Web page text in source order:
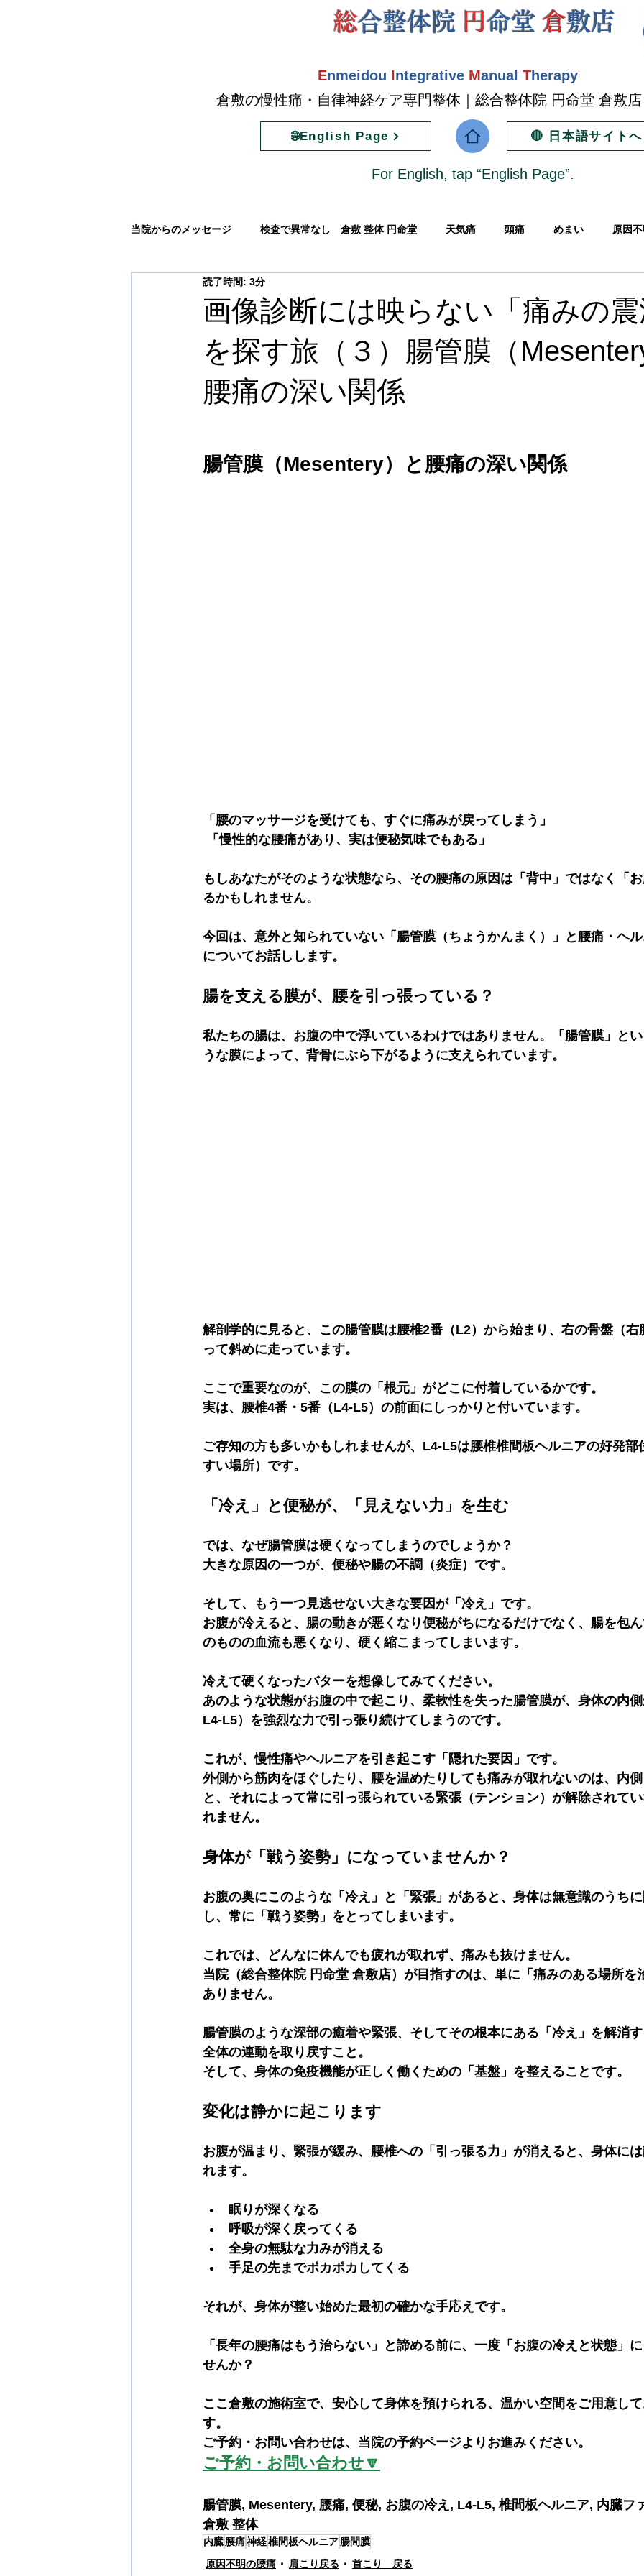
総合整体院 円命堂 倉敷店
Enmeidou Integrative Manual Therapy
倉敷の慢性痛・自律神経ケア専門整体｜総合整体院 円命堂 倉敷店
🌐English Page 🔴 日本語サイトへ
For English, tap “English Page”.
当院からのメッセージ 検査で異常なし 倉敷 整体 円命堂 天気痛 頭痛 めまい 原因
原因不明の腹痛 原因不明の背中の張り
寝ても疲れが取れない お腹の張り 胃下垂 保険診療と自費診療の違い 呼吸が浅い
自律神経失調症 四十肩・五十肩 脊柱管狭窄症
原因不明の足の痛み 原因不明の踵の痛み 原因不明の足指の痛み 原因不明の足首の痛み
画像診断には映らない「痛みの震
を探す旅（３）腸管膜（
腰痛の深い関係
読了時間: 3分
腸管膜（Mesentery）と腰痛の深い関係
「腰のマッサージを受けても、すぐに痛みが戻ってしまう」
「慢性的な腰痛があり、実は便秘気味でもある」
もしあなたがそのような状態なら、その腰痛の原因は「背中」ではなく「
るかもしれません。
今回は、意外と知られていない「腸管膜（ちょうかんまく）」と腰痛・ヘ
についてお話しします。
腸を支える膜が、腰を引っ張っている？
私たちの腸は、お腹の中で浮いているわけではありません。「腸管膜」と
うな膜によって、背骨にぶら下がるように支えられています。
解剖学的に見ると、この腸管膜は腰椎2番（L2）から始まり、右の骨盤（右
って斜めに走っています。
ここで重要なのが、この膜の「根元」がどこに付着しているかです。
実は、 腰椎4番・5番（L4-L5）の前面にしっかりと付いています。
ご存知の方も多いかもしれませんが、L4-L5は腰椎椎間板ヘルニアの好発部
すい場所）です。
「冷え」と便秘が、「見えない力」を生む
では、なぜ腸管膜は硬くなってしまうのでしょうか？
大きな原因の一つが、 便秘や腸の不調（炎症）です。
そして、もう一つ見逃せない大きな要因が「冷え」です。
お腹が冷えると、腸の動きが悪くなり便秘がちになるだけでなく、腸を包
のものの血流も悪くなり、硬く縮こまってしまいます。
冷えて硬くなったバターを想像してみてください。
あのような状態がお腹の中で起こり、柔軟性を失った腸管膜が、身体の内
L4-L5）を強烈な力で引っ張り続けてしまう のです。
これが、慢性痛やヘルニアを引き起こす「隠れた要因」です。
外側から筋肉をほぐしたり、腰を温めたりしても痛みが取れないのは、 内
と、それによって常に引っ張られている緊張（テンション）が解除されて
れません。
身体が「戦う姿勢」になっていませんか？
お腹の奥にこのような「冷え」と「緊張」があると、身体は無意識のうち
し、常に「戦う姿勢」をとってしまいます。
これでは、どんなに休んでも疲れが取れず、痛みも抜けません。
当院（総合整体院 円命堂 倉敷店）が目指すのは、単に「痛みのある場所を
ありません。
腸管膜のような深部の癒着や緊張、そしてその根本にある「冷え」を解消
全体の連動を取り戻すこと。
そして、身体の免疫機能が正しく働くための「基盤」を整えることです。
変化は静かに起こります
お腹が温まり、緊張が緩み、腰椎への「引っ張る力」が消えると、身体に
れます。
眠りが深くなる
呼吸が深く戻ってくる
全身の無駄な力みが消える
手足の先までポカポカしてくる
それが、身体が整い始めた最初の確かな手応えです。
「長年の腰痛はもう治らない」と諦める前に、一度「お腹の冷えと状態」
せんか？
ここ倉敷の施術室で、安心して身体を預けられる、温かい空間をご用意し
す。
ご予約・お問い合わせは、当院の予約ページよりお進みください。
ご予約・お問い合わせ🔽
腸管膜, Mesentery, 腰痛, 便秘, お腹の冷え, L4-L5, 椎間板ヘルニア, 内臓フ
倉敷 整体
内臓腰痛神経椎間板ヘルニア腸間膜
原因不明の腰痛
肩こり戻る 首こり 戻る